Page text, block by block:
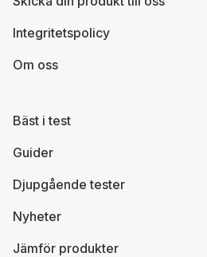
Bäst i test
Guider
Djupgående tester
Nyheter
Jämför produkter
Integritetspolicy
Om oss